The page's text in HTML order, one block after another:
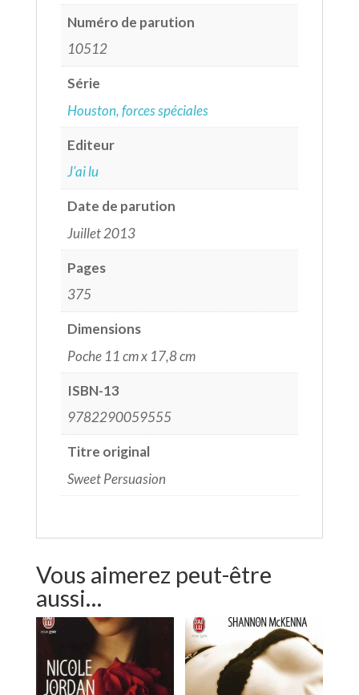
Numéro de parution
10512
Série
Houston, forces spéciales
Editeur
J'ai lu
Date de parution
Juillet 2013
Pages
375
Dimensions
Poche 11 cm x 17,8 cm
ISBN-13
9782290059555
Titre original
Sweet Persuasion
Vous aimerez peut-être
aussi…